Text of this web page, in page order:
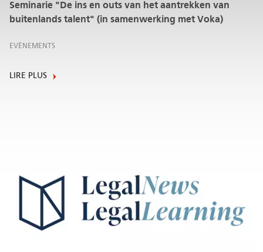
Seminarie "De ins en outs van het aantrekken van
buitenlands talent" (in samenwerking met Voka)
EVÈNEMENTS
LIRE PLUS